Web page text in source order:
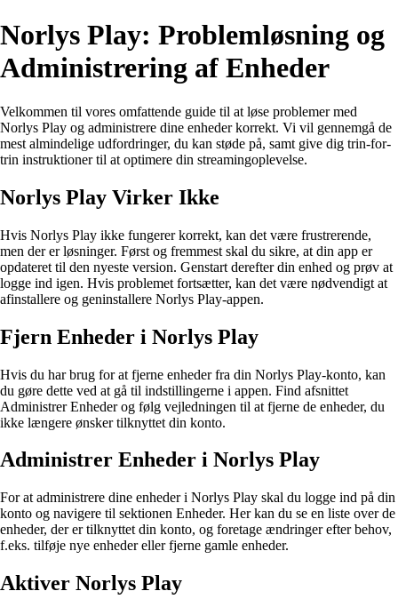
Norlys Play: Problemløsning og
Administrering af Enheder
Velkommen til vores omfattende guide til at løse problemer med
Norlys Play og administrere dine enheder korrekt. Vi vil gennemgå de
mest almindelige udfordringer, du kan støde på, samt give dig trin-for-
trin instruktioner til at optimere din streamingoplevelse.
Norlys Play Virker Ikke
Hvis Norlys Play ikke fungerer korrekt, kan det være frustrerende,
men der er løsninger. Først og fremmest skal du sikre, at din app er
opdateret til den nyeste version. Genstart derefter din enhed og prøv at
logge ind igen. Hvis problemet fortsætter, kan det være nødvendigt at
afinstallere og geninstallere Norlys Play-appen.
Fjern Enheder i Norlys Play
Hvis du har brug for at fjerne enheder fra din Norlys Play-konto, kan
du gøre dette ved at gå til indstillingerne i appen. Find afsnittet
Administrer Enheder og følg vejledningen til at fjerne de enheder, du
ikke længere ønsker tilknyttet din konto.
Administrer Enheder i Norlys Play
For at administrere dine enheder i Norlys Play skal du logge ind på din
konto og navigere til sektionen Enheder. Her kan du se en liste over de
enheder, der er tilknyttet din konto, og foretage ændringer efter behov,
f.eks. tilføje nye enheder eller fjerne gamle enheder.
Aktiver Norlys Play